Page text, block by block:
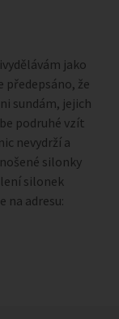
jako
předepsáno, že
sundám, jejich
podruhé vzít
nevydrží a
silonky
silonek
na adresu: